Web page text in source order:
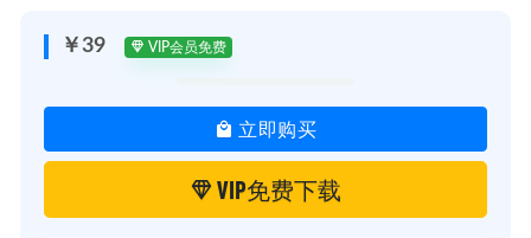
￥39 VIP会员免费
立即购买
VIP免费下载